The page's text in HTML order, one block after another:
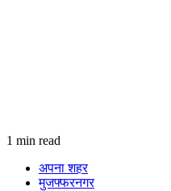
1 min read
अपना शहर
मुजफ्फरनगर